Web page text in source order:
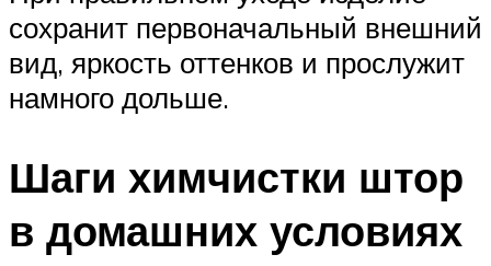
сохранит первоначальный внешний
вид, яркость оттенков и прослужит
намного дольше.
Шаги химчистки штор
в домашних условиях